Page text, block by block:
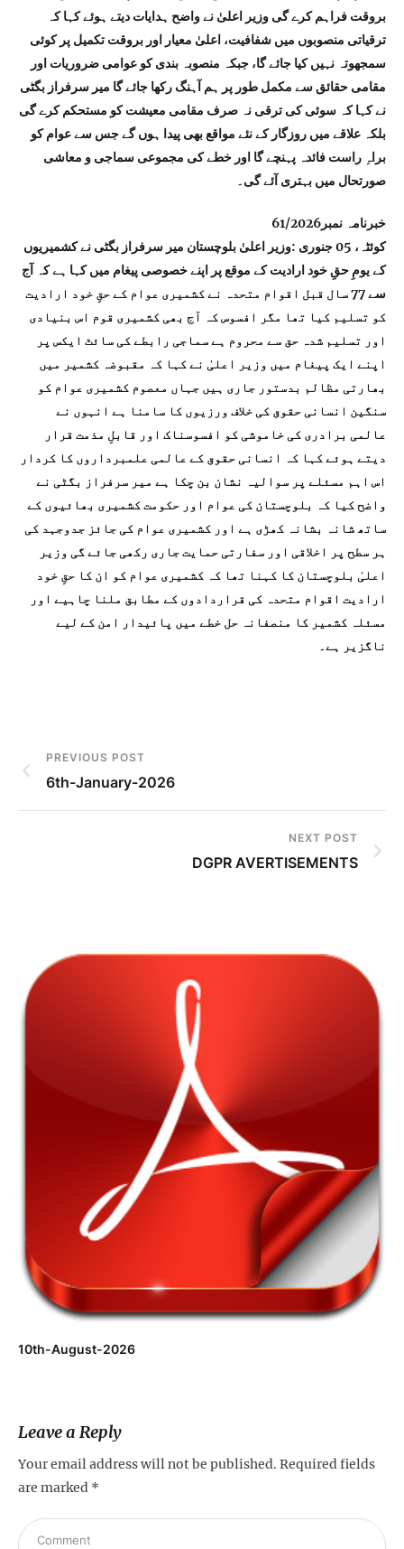
بروقت فراہم کرے گی وزیر اعلیٰ نے واضح ہدایات دیتے ہوئے کہا کہ
ترقیاتی منصوبوں میں شفافیت، اعلیٰ معیار اور بروقت تکمیل پر کوئی
سمجھوتہ نہیں کیا جائے گا، جبکہ منصوبہ بندی کو عوامی ضروریات اور
مقامی حقائق سے مکمل طور پر ہم آہنگ رکھا جائے گا میر سرفراز بگٹی
نے کہا کہ سوئی کی ترقی نہ صرف مقامی معیشت کو مستحکم کرے گی
بلکہ علاقے میں روزگار کے نئے مواقع بھی پیدا ہوں گے جس سے عوام کو
براہِ راست فائدہ پہنچے گا اور خطے کی مجموعی سماجی و معاشی
صورتحال میں بہتری آئے گی۔
خبرنامہ نمبر61/2026
کوئٹہ، 05 جنوری :وزیر اعلیٰ بلوچستان میر سرفراز بگٹی نے کشمیریوں
کے یومِ حقِ خود ارادیت کے موقع پر اپنے خصوصی پیغام میں کہا ہے کہ آج
سے 77 سال قبل اقوام متحدہ نے کشمیری عوام کے حقِ خود ارادیت
کو تسلیم کیا تھا مگر افسوس کہ آج بھی کشمیری قوم اس بنیادی
اور تسلیم شدہ حق سے محروم ہے سماجی رابطے کی سائٹ ایکس پر
اپنے ایک پیغام میں وزیر اعلیٰ نے کہا کہ مقبوضہ کشمیر میں
بھارتی مظالم بدستور جاری ہیں جہاں معصوم کشمیری عوام کو
سنگین انسانی حقوق کی خلاف ورزیوں کا سامنا ہے انہوں نے
عالمی برادری کی خاموشی کو افسوسناک اور قابلِ مذمت قرار
دیتے ہوئے کہا کہ انسانی حقوق کے عالمی علمبرداروں کا کردار
اس اہم مسئلے پر سوالیہ نشان بن چکا ہے میر سرفراز بگٹی نے
واضح کیا کہ بلوچستان کی عوام اور حکومت کشمیری بھائیوں کے
ساتھ شانہ بشانہ کھڑی ہے اور کشمیری عوام کی جائز جدوجہد کی
ہر سطح پر اخلاقی اور سفارتی حمایت جاری رکھی جائے گی وزیر
اعلیٰ بلوچستان کا کہنا تھا کہ کشمیری عوام کو ان کا حقِ خود
ارادیت اقوام متحدہ کی قراردادوں کے مطابق ملنا چاہیے اور
مسئلہ کشمیر کا منصفانہ حل خطے میں پائیدار امن کے لیے
ناگزیر ہے۔
PREVIOUS POST
6th-January-2026
NEXT POST
DGPR AVERTISEMENTS
10th-August-2026
Leave a Reply
Your email address will not be published. Required fields
are marked *